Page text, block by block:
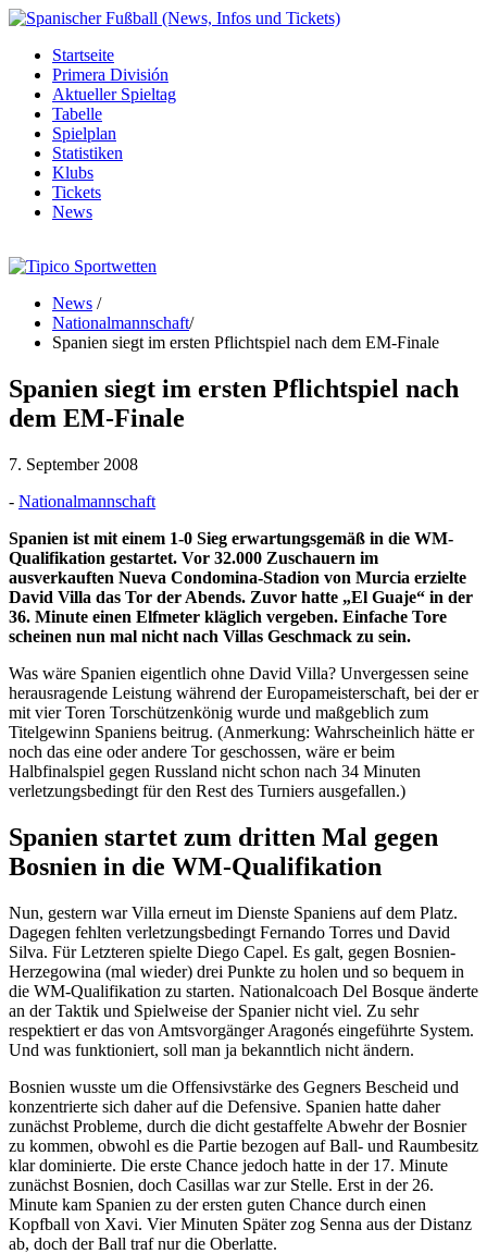
Startseite
Primera División
Aktueller Spieltag
Tabelle
Spielplan
Statistiken
Klubs
Tickets
News
News /
Nationalmannschaft/
Spanien siegt im ersten Pflichtspiel nach dem EM-Finale
Spanien siegt im ersten Pflichtspiel nach
dem EM-Finale
7. September 2008
- Nationalmannschaft
Spanien ist mit einem 1-0 Sieg erwartungsgemäß in die WM-
Qualifikation gestartet. Vor 32.000 Zuschauern im
ausverkauften Nueva Condomina-Stadion von Murcia erzielte
David Villa das Tor der Abends. Zuvor hatte „El Guaje“ in der
36. Minute einen Elfmeter kläglich vergeben. Einfache Tore
scheinen nun mal nicht nach Villas Geschmack zu sein.
Was wäre Spanien eigentlich ohne David Villa? Unvergessen seine
herausragende Leistung während der Europameisterschaft, bei der er
mit vier Toren Torschützenkönig wurde und maßgeblich zum
Titelgewinn Spaniens beitrug. (Anmerkung: Wahrscheinlich hätte er
noch das eine oder andere Tor geschossen, wäre er beim
Halbfinalspiel gegen Russland nicht schon nach 34 Minuten
verletzungsbedingt für den Rest des Turniers ausgefallen.)
Spanien startet zum dritten Mal gegen
Bosnien in die WM-Qualifikation
Nun, gestern war Villa erneut im Dienste Spaniens auf dem Platz.
Dagegen fehlten verletzungsbedingt Fernando Torres und David
Silva. Für Letzteren spielte Diego Capel. Es galt, gegen Bosnien-
Herzegowina (mal wieder) drei Punkte zu holen und so bequem in
die WM-Qualifikation zu starten. Nationalcoach Del Bosque änderte
an der Taktik und Spielweise der Spanier nicht viel. Zu sehr
respektiert er das von Amtsvorgänger Aragonés eingeführte System.
Und was funktioniert, soll man ja bekanntlich nicht ändern.
Bosnien wusste um die Offensivstärke des Gegners Bescheid und
konzentrierte sich daher auf die Defensive. Spanien hatte daher
zunächst Probleme, durch die dicht gestaffelte Abwehr der Bosnier
zu kommen, obwohl es die Partie bezogen auf Ball- und Raumbesitz
klar dominierte. Die erste Chance jedoch hatte in der 17. Minute
zunächst Bosnien, doch Casillas war zur Stelle. Erst in der 26.
Minute kam Spanien zu der ersten guten Chance durch einen
Kopfball von Xavi. Vier Minuten Später zog Senna aus der Distanz
ab, doch der Ball traf nur die Oberlatte.